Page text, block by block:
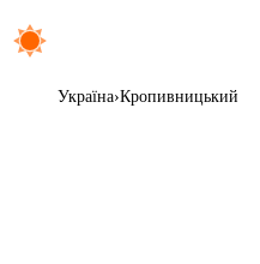
Україна Кропивницький